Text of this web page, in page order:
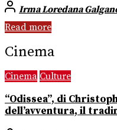
Irma Loredana
Read more
Cinema
Cinema Culture
“Odissea”, di
dell’avventura, il